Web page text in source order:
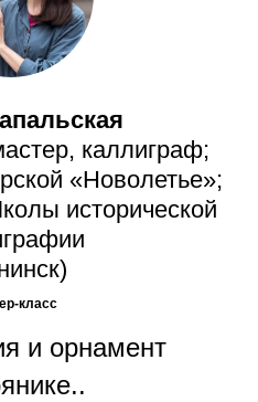
каллиграф;
«Новолетье»;
исторической
класс
и орнамент